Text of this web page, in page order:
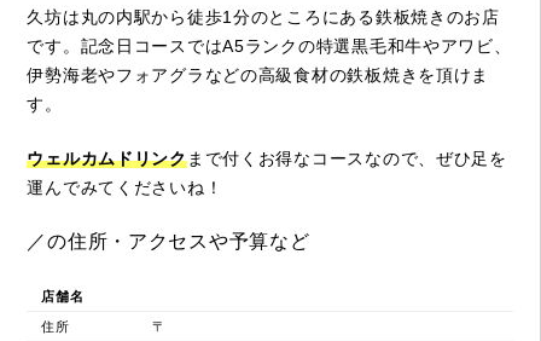
久坊は丸の内駅から徒歩1分のところにある鉄板焼きのお店
です。記念日コースではA5ランクの特選黒毛和牛やアワビ、
伊勢海老やフォアグラなどの高級食材の鉄板焼きを頂けま
す。
ウェルカムドリンクまで付くお得なコースなので、ぜひ足を
運んでみてくださいね！
／の住所・アクセスや予算など
店舗名
住所 〒